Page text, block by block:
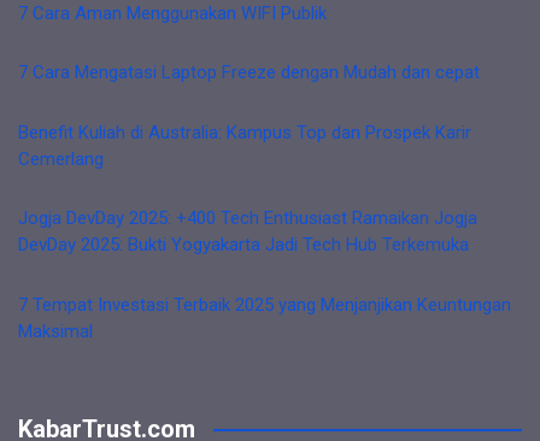
7 Cara Aman Menggunakan WIFI Publik
7 Cara Mengatasi Laptop Freeze dengan Mudah dan cepat
Benefit Kuliah di Australia: Kampus Top dan Prospek Karir
Cemerlang
Jogja DevDay 2025: +400 Tech Enthusiast Ramaikan Jogja
DevDay 2025: Bukti Yogyakarta Jadi Tech Hub Terkemuka
7 Tempat Investasi Terbaik 2025 yang Menjanjikan Keuntungan
Maksimal
KabarTrust.com